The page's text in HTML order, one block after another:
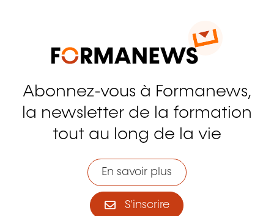
Abonnez-vous à Formanews,
la newsletter de la formation
tout au long de la vie
En savoir plus
S'inscrire